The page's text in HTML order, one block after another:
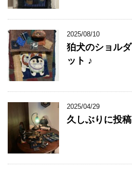
2025/08/10
狛犬のショル
ット ♪
2025/04/29
久しぶりに投